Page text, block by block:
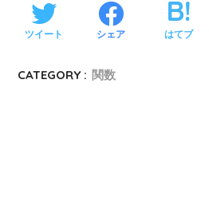
ツイート シェア はてブ
CATEGORY : 関数